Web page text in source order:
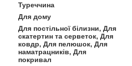
Туреччина
Для дому
Для постільної білизни, Для
скатертин та серветок, Для
ковдр, Для пелюшок, Для
наматрацників, Для
покривал